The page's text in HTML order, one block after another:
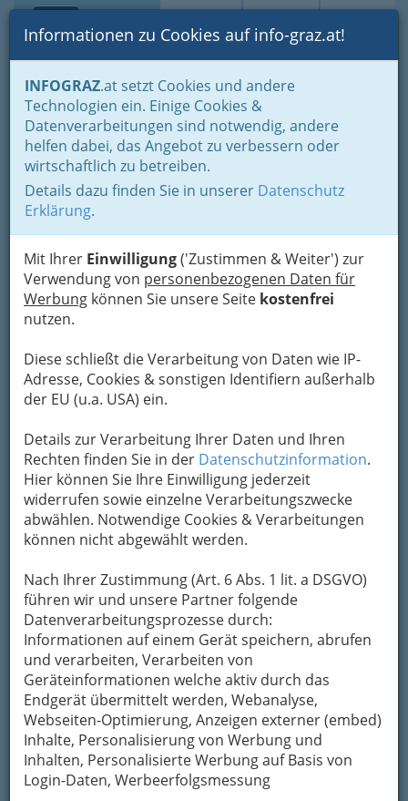
Suche Login Toggle
Informationen zu Cookies auf info-graz.at!
INFOGRAZ.at setzt Cookies und andere
Technologien ein. Einige Cookies &
Datenverarbeitungen sind notwendig, andere
helfen dabei, das Angebot zu verbessern oder
wirtschaftlich zu betreiben.
Details dazu finden Sie in unserer Datenschutz
Erklärung.
Mit Ihrer Einwilligung('Zustimmen & Weiter') zur
Verwendung von personenbezogenen Daten für
Werbung können Sie unsere Seite kostenfrei
nutzen.
Diese schließt die Verarbeitung von Daten wie IP-
Adresse, Cookies & sonstigen Identifiern außerhalb
der EU (u.a. USA) ein.
Details zur Verarbeitung Ihrer Daten und Ihren
Rechten finden Sie in der Datenschutzinformation.
Hier können Sie Ihre Einwilligung jederzeit
widerrufen sowie einzelne Verarbeitungszwecke
abwählen. Notwendige Cookies & Verarbeitungen
können nicht abgewählt werden.
Nach Ihrer Zustimmung (Art. 6 Abs. 1 lit. a DSGVO)
führen wir und unsere Partner folgende
Datenverarbeitungsprozesse durch:
Informationen auf einem Gerät speichern, abrufen
und verarbeiten, Verarbeiten von
Geräteinformationen welche aktiv durch das
Endgerät übermittelt werden, Webanalyse,
Webseiten-Optimierung, Anzeigen externer (embed)
Inhalte, Personalisierung von Werbung und
Inhalten, Personalisierte Werbung auf Basis von
Login-Daten, Werbeerfolgsmessung
Home Lifestyle
Freizeit & Sport in der Steiermark
Wohin am Wochenende
Erlebnis Wanderweg
Schladming, 8970 Schladming
+43 3687 22 777
Karte
Adresse mit Google Maps anschauen
Kontaktaufnahme
Um die Info-Graz Firmenvor Spam-Mails zu
bewahren, verwenden wir an dieser Stelle zur
Übermittlung Ihrer Nachricht ein sicheres
Formular. Ihre Nachricht wird nach dem
Absenden umgehend per Mail an das
Unternehmen Erlebnis Wanderweg
Mein Name
Meine Email Adresse
Mein Betreff
Meine Nachricht